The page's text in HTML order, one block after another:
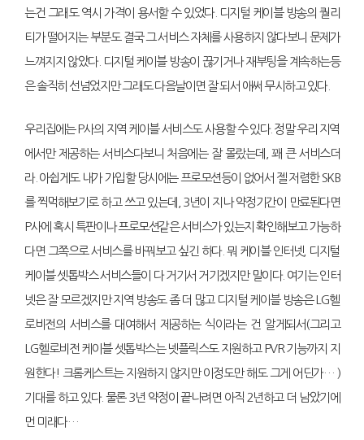
는건 그래도 역시 가격이 용서할 수 있었다. 디지털 케이블 방송의 퀄리
티가 떨어지는 부분도 결국 그 서비스 자체를 사용하지 않다보니 문제가
느껴지지 않았다. 디지털 케이블 방송이 끊기거나 재부팅을 계속하는등
은 솔직히 선넘었지만 그래도 다음날이면 잘 되서 애써 무시하고 있다.
우리집에는 P사의 지역 케이블 서비스도 사용할 수 있다. 정말 우리 지역
에서만 제공하는 서비스다보니 처음에는 잘 몰랐는데, 꽤 큰 서비스더
라. 아쉽게도 내가 가입할 당시에는 프로모션등이 없어서 젤 저렴한 SKB
를 찍먹해보기로 하고 쓰고 있는데, 3년이 지나 약정기간이 만료된다면
P사에 혹시 특판이나 프로모션같은 서비스가 있는지 확인해보고 가능하
다면 그쪽으로 서비스를 바꿔보고 싶긴 하다. 뭐 케이블 인터넷, 디지털
케이블 셋톱박스 서비스들이 다 거기서 거기겠지만 말이다. 여기는 인터
넷은 잘 모르겠지만 지역 방송도 좀 더 많고 디지털 케이블 방송은 LG헬
로비전의 서비스를 대여해서 제공하는 식이라는 건 알게되서(그리고
LG헬로비전 케이블 셋톱박스는 넷플릭스도 지원하고 PVR 기능까지 지
원한다! 크롬케스트는 지원하지 않지만 이정도만 해도 그게 어딘가… )
기대를 하고 있다. 물론 3년 약정이 끝나려면 아직 2년하고 더 남았기에
먼 미래다…